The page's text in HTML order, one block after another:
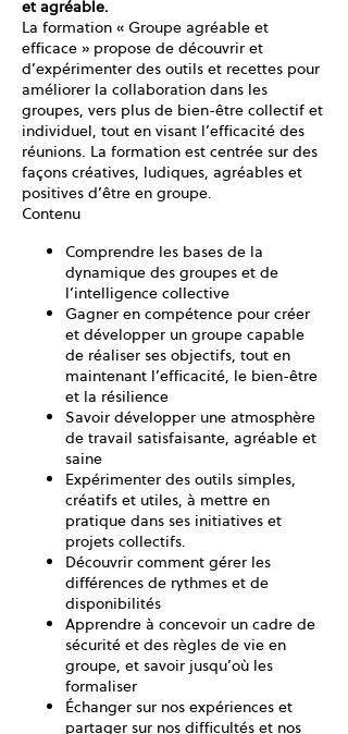
et agréable.
La formation « Groupe agréable et
efficace » propose de découvrir et
d’expérimenter des outils et recettes pour
améliorer la collaboration dans les
groupes, vers plus de bien-être collectif et
individuel, tout en visant l’efficacité des
réunions. La formation est centrée sur des
façons créatives, ludiques, agréables et
positives d’être en groupe.
Contenu
Comprendre les bases de la
dynamique des groupes et de
l’intelligence collective
Gagner en compétence pour créer
et développer un groupe capable
de réaliser ses objectifs, tout en
maintenant l’efficacité, le bien-être
et la résilience
Savoir développer une atmosphère
de travail satisfaisante, agréable et
saine
Expérimenter des outils simples,
créatifs et utiles, à mettre en
pratique dans ses initiatives et
projets collectifs.
Découvrir comment gérer les
différences de rythmes et de
disponibilités
Apprendre à concevoir un cadre de
sécurité et des règles de vie en
groupe, et savoir jusqu’où les
formaliser
Échanger sur nos expériences et
partager sur nos difficultés et nos